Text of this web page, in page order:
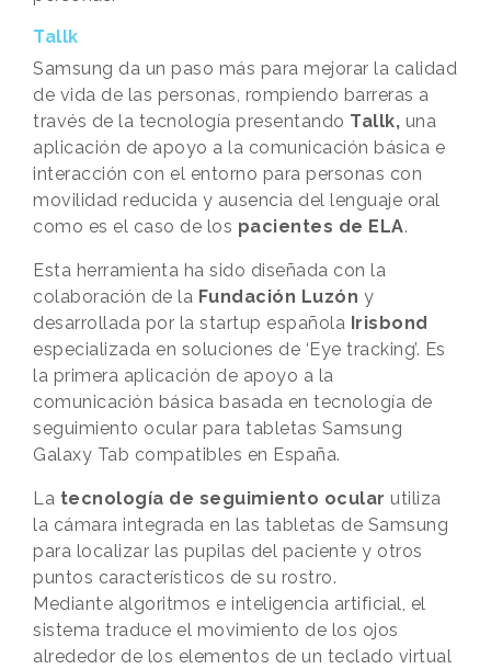
Tallk
Samsung da un paso más para mejorar la calidad
de vida de las personas, rompiendo barreras a
través de la tecnología presentando Tallk, una
aplicación de apoyo a la comunicación básica e
interacción con el entorno para personas con
movilidad reducida y ausencia del lenguaje oral
como es el caso de los pacientes de ELA.
Esta herramienta ha sido diseñada con la
colaboración de la Fundación Luzón y
desarrollada por la startup española Irisbond
especializada en soluciones de ‘Eye tracking’. Es
la primera aplicación de apoyo a la
comunicación básica basada en tecnología de
seguimiento ocular para tabletas Samsung
Galaxy Tab compatibles en España.
La tecnología de seguimiento ocular utiliza
la cámara integrada en las tabletas de Samsung
para localizar las pupilas del paciente y otros
puntos característicos de su rostro.
Mediante algoritmos e inteligencia artificial, el
sistema traduce el movimiento de los ojos
alrededor de los elementos de un teclado virtual